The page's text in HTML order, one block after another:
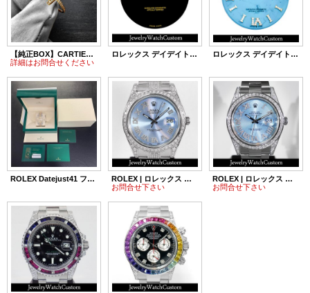
【純正BOX】CARTIER カルティエ ジュストアンクル リング SM セミパヴェダイヤモンド YG 13号
詳細はお問合せください
ロレックス デイデイト 36 18238(Cal.3155) ブラック無地文字盤 ロレックス デイデイト 36 18238 / 18038用 ターコイズ ダイヤインデックス 文字盤
ROLEX Datejust41 フルダイヤ 126303
ROLEX | ロレックス デイトジャスト2 アイスブルー 116300 パヴェダイヤ
お問合せ下さい
ROLEX | ロレックス デイトジャスト2 アイスブルー 116300 ランダム番
お問合せ下さい